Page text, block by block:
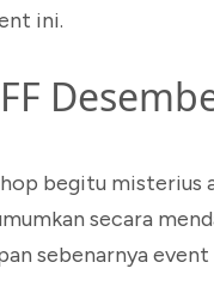
ini.
begitu misterius
secara
sebenarnya event